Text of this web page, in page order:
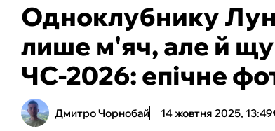
Одноклубнику
лише м'яч, але й
ЧС-2026: епічне
Дмитро Чорнобай 14 жовтня 2025, 13:49